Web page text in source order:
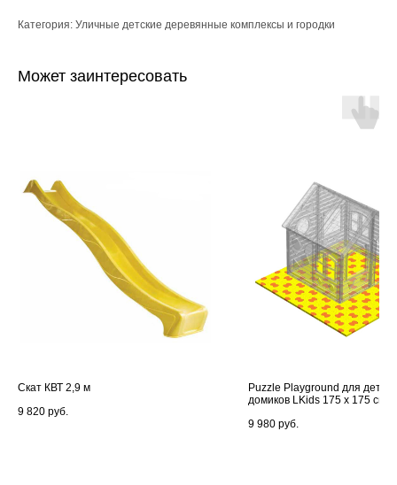
Категория: Уличные детские деревянные комплексы и городки
Может заинтересовать
Скат КВТ 2,9 м
9 820 руб.
Puzzle Playground для
домиков LKids 175 х 175 см
9 980 руб.